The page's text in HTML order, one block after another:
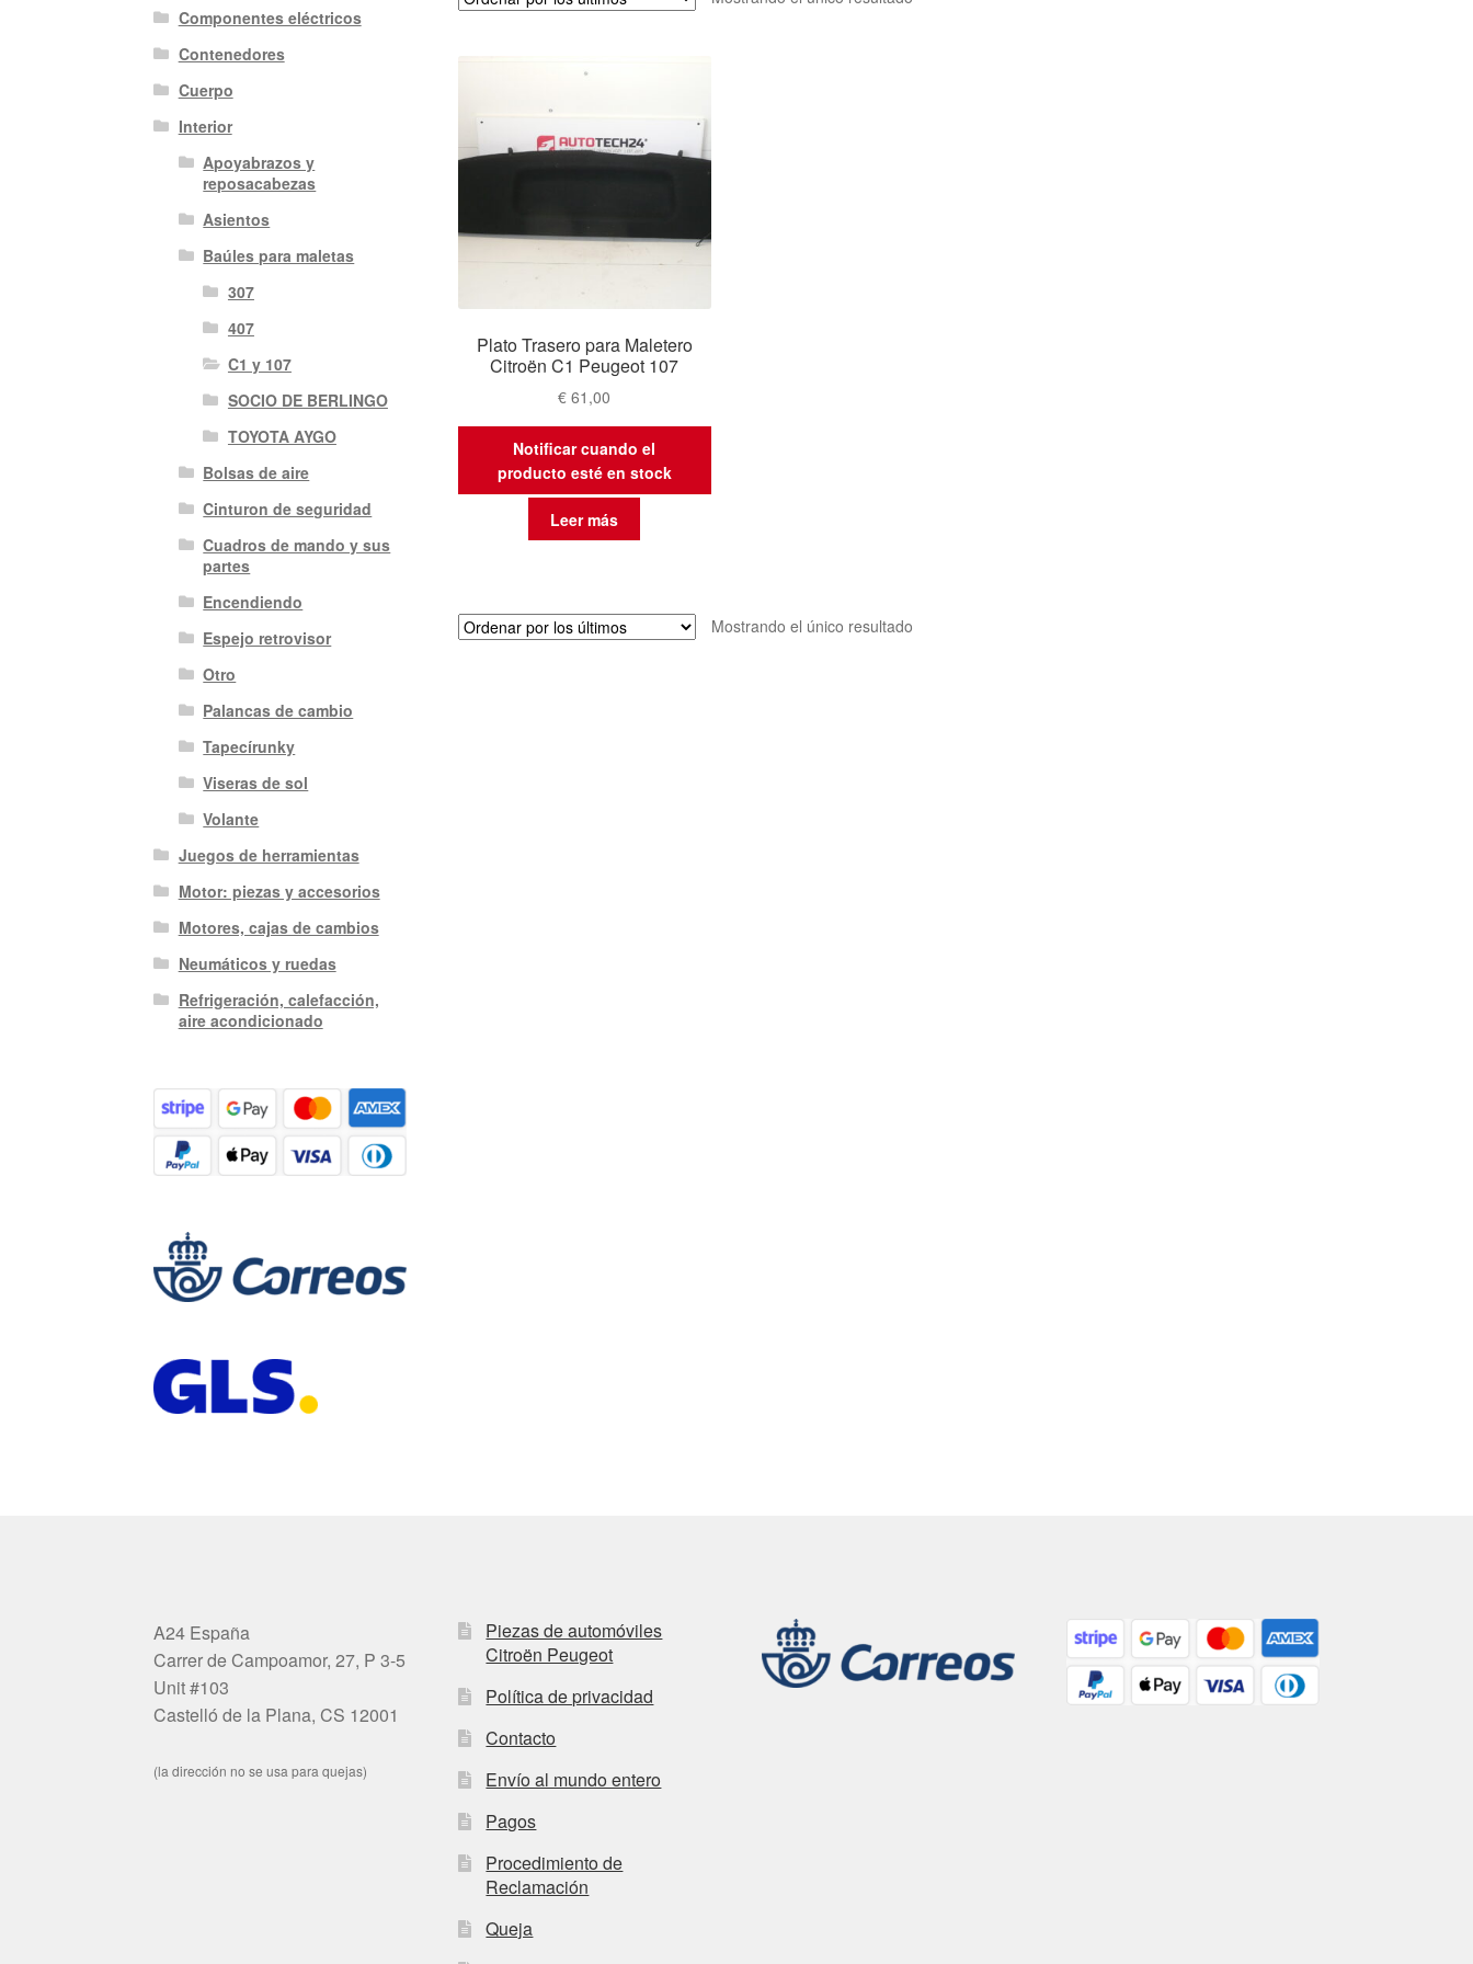
Plato Trasero para Maletero
Citroën C1 Peugeot 107
€ 61,00
Notificar cuando el
producto esté en stock
Leer más
Mostrando el único resultado
Componentes eléctricos
Contenedores
Cuerpo
Interior
Apoyabrazos y
reposacabezas
Asientos
Baúles para maletas
307
407
C1 y 107
SOCIO DE BERLINGO
TOYOTA AYGO
Bolsas de aire
Cinturon de seguridad
Cuadros de mando y sus
partes
Encendiendo
Espejo retrovisor
Otro
Palancas de cambio
Tapecírunky
Viseras de sol
Volante
Juegos de herramientas
Motor: piezas y accesorios
Motores, cajas de cambios
Neumáticos y ruedas
Refrigeración, calefacción,
aire acondicionado
A24 España
Carrer de Campoamor, 27, P 3-5
Unit #103
Castelló de la Plana, CS 12001
(la dirección no se usa para quejas)
Piezas de automóviles
Citroën Peugeot
Política de privacidad
Contacto
Envío al mundo entero
Pagos
Procedimiento de
Reclamación
Queja